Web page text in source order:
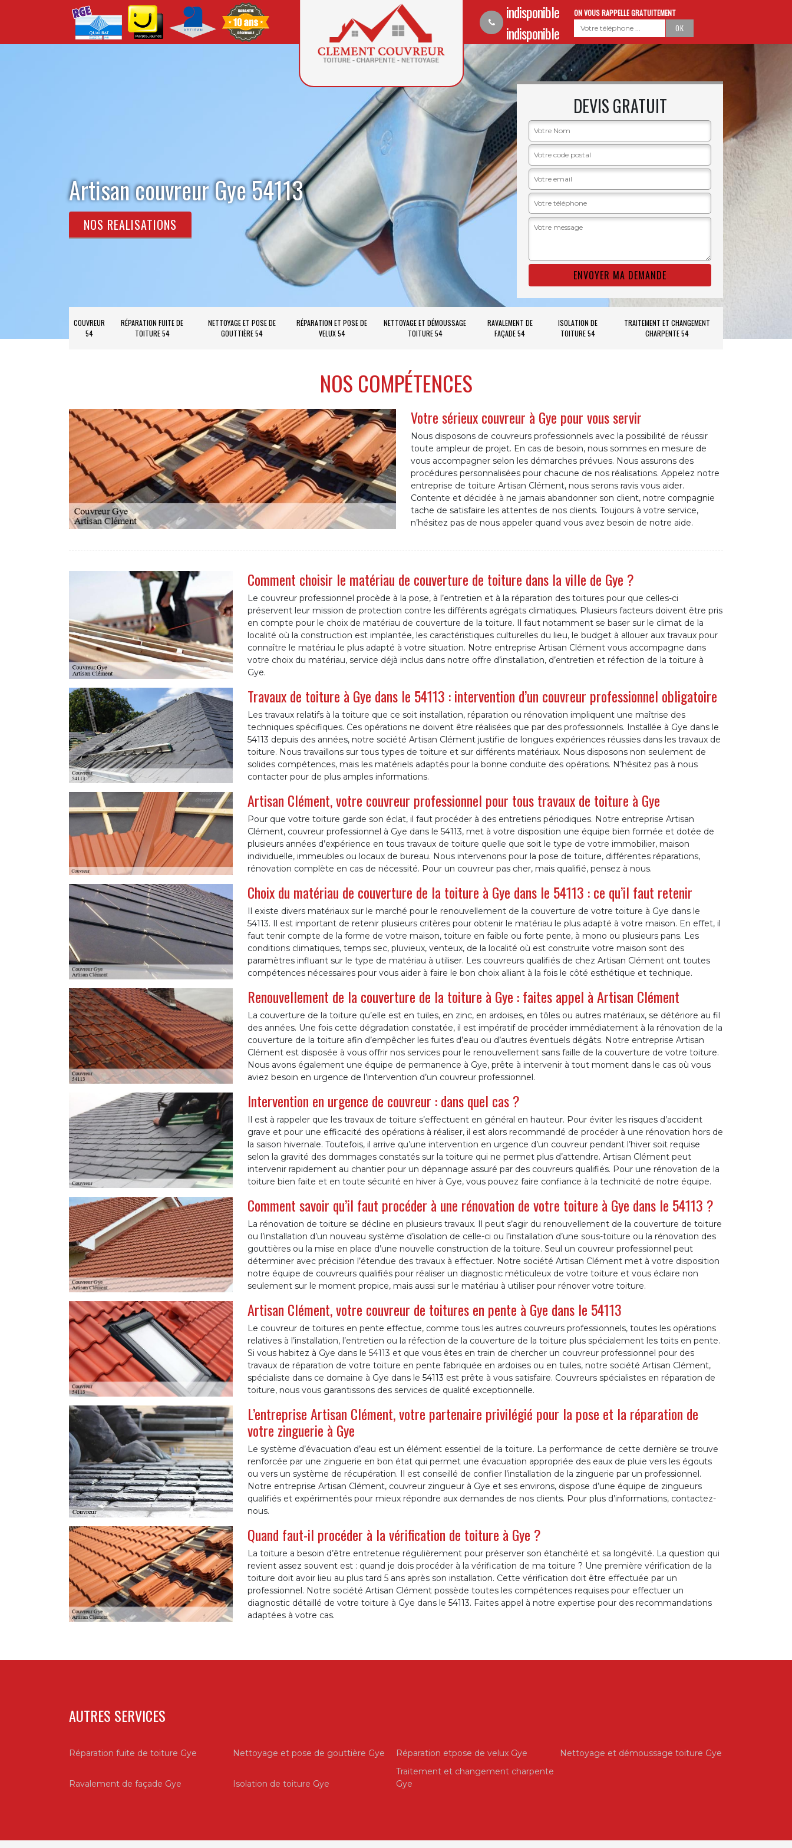
indisponible
indisponible
ON VOUS RAPPELLE GRATUITEMENT
Artisan couvreur Gye 54113
NOS REALISATIONS
DEVIS GRATUIT
COUVREUR
54
RÉPARATION FUITE DE
TOITURE 54
NETTOYAGE ET POSE DE
GOUTTIÈRE 54
RÉPARATION ET POSE DE
VELUX 54
NETTOYAGE ET DÉMOUSSAGE
TOITURE 54
RAVALEMENT DE
FAÇADE 54
ISOLATION DE
TOITURE 54
TRAITEMENT ET CHANGEMENT
CHARPENTE 54
NOS COMPÉTENCES
Votre sérieux couvreur à Gye pour vous servir
Nous disposons de couvreurs professionnels avec la possibilité de réussir
toute ampleur de projet. En cas de besoin, nous sommes en mesure de
vous accompagner selon les démarches prévues. Nous assurons des
procédures personnalisées pour chacune de nos réalisations. Appelez notre
entreprise de toiture Artisan Clément, nous serons ravis vous aider.
Contente et décidée à ne jamais abandonner son client, notre compagnie
tache de satisfaire les attentes de nos clients. Toujours à votre service,
n’hésitez pas de nous appeler quand vous avez besoin de notre aide.
Comment choisir le matériau de couverture de toiture dans la ville de Gye ?
Le couvreur professionnel procède à la pose, à l’entretien et à la réparation des toitures pour que celles-ci
préservent leur mission de protection contre les différents agrégats climatiques. Plusieurs facteurs doivent être pris
en compte pour le choix de matériau de couverture de la toiture. Il faut notamment se baser sur le climat de la
localité où la construction est implantée, les caractéristiques culturelles du lieu, le budget à allouer aux travaux pour
connaître le matériau le plus adapté à votre situation. Notre entreprise Artisan Clément vous accompagne dans
votre choix du matériau, service déjà inclus dans notre offre d’installation, d’entretien et réfection de la toiture à
Gye.
Travaux de toiture à Gye dans le 54113 : intervention d’un couvreur professionnel obligatoire
Les travaux relatifs à la toiture que ce soit installation, réparation ou rénovation impliquent une maîtrise des
techniques spécifiques. Ces opérations ne doivent être réalisées que par des professionnels. Installée à Gye dans le
54113 depuis des années, notre société Artisan Clément justifie de longues expériences réussies dans les travaux de
toiture. Nous travaillons sur tous types de toiture et sur différents matériaux. Nous disposons non seulement de
solides compétences, mais les matériels adaptés pour la bonne conduite des opérations. N’hésitez pas à nous
contacter pour de plus amples informations.
Artisan Clément, votre couvreur professionnel pour tous travaux de toiture à Gye
Pour que votre toiture garde son éclat, il faut procéder à des entretiens périodiques. Notre entreprise Artisan
Clément, couvreur professionnel à Gye dans le 54113, met à votre disposition une équipe bien formée et dotée de
plusieurs années d’expérience en tous travaux de toiture quelle que soit le type de votre immobilier, maison
individuelle, immeubles ou locaux de bureau. Nous intervenons pour la pose de toiture, différentes réparations,
rénovation complète en cas de nécessité. Pour un couvreur pas cher, mais qualifié, pensez à nous.
Choix du matériau de couverture de la toiture à Gye dans le 54113 : ce qu’il faut retenir
Il existe divers matériaux sur le marché pour le renouvellement de la couverture de votre toiture à Gye dans le
54113. Il est important de retenir plusieurs critères pour obtenir le matériau le plus adapté à votre maison. En effet, il
faut tenir compte de la forme de votre maison, toiture en faible ou forte pente, à mono ou plusieurs pans. Les
conditions climatiques, temps sec, pluvieux, venteux, de la localité où est construite votre maison sont des
paramètres influant sur le type de matériau à utiliser. Les couvreurs qualifiés de chez Artisan Clément ont toutes
compétences nécessaires pour vous aider à faire le bon choix alliant à la fois le côté esthétique et technique.
Renouvellement de la couverture de la toiture à Gye : faites appel à Artisan Clément
La couverture de la toiture qu’elle est en tuiles, en zinc, en ardoises, en tôles ou autres matériaux, se détériore au fil
des années. Une fois cette dégradation constatée, il est impératif de procéder immédiatement à la rénovation de la
couverture de la toiture afin d’empêcher les fuites d’eau ou d’autres éventuels dégâts. Notre entreprise Artisan
Clément est disposée à vous offrir nos services pour le renouvellement sans faille de la couverture de votre toiture.
Nous avons également une équipe de permanence à Gye, prête à intervenir à tout moment dans le cas où vous
aviez besoin en urgence de l’intervention d’un couvreur professionnel.
Intervention en urgence de couvreur : dans quel cas ?
Il est à rappeler que les travaux de toiture s’effectuent en général en hauteur. Pour éviter les risques d’accident
grave et pour une efficacité des opérations à réaliser, il est alors recommandé de procéder à une rénovation hors de
la saison hivernale. Toutefois, il arrive qu’une intervention en urgence d’un couvreur pendant l’hiver soit requise
selon la gravité des dommages constatés sur la toiture qui ne permet plus d’attendre. Artisan Clément peut
intervenir rapidement au chantier pour un dépannage assuré par des couvreurs qualifiés. Pour une rénovation de la
toiture bien faite et en toute sécurité en hiver à Gye, vous pouvez faire confiance à la technicité de notre équipe.
Comment savoir qu’il faut procéder à une rénovation de votre toiture à Gye dans le 54113 ?
La rénovation de toiture se décline en plusieurs travaux. Il peut s’agir du renouvellement de la couverture de toiture
ou l’installation d’un nouveau système d’isolation de celle-ci ou l’installation d’une sous-toiture ou la rénovation des
gouttières ou la mise en place d’une nouvelle construction de la toiture. Seul un couvreur professionnel peut
déterminer avec précision l’étendue des travaux à effectuer. Notre société Artisan Clément met à votre disposition
notre équipe de couvreurs qualifiés pour réaliser un diagnostic méticuleux de votre toiture et vous éclaire non
seulement sur le moment propice, mais aussi sur le matériau à utiliser pour rénover votre toiture.
Artisan Clément, votre couvreur de toitures en pente à Gye dans le 54113
Le couvreur de toitures en pente effectue, comme tous les autres couvreurs professionnels, toutes les opérations
relatives à l’installation, l’entretien ou la réfection de la couverture de la toiture plus spécialement les toits en pente.
Si vous habitez à Gye dans le 54113 et que vous êtes en train de chercher un couvreur professionnel pour des
travaux de réparation de votre toiture en pente fabriquée en ardoises ou en tuiles, notre société Artisan Clément,
spécialiste dans ce domaine à Gye dans le 54113 est prête à vous satisfaire. Couvreurs spécialistes en réparation de
toiture, nous vous garantissons des services de qualité exceptionnelle.
L’entreprise Artisan Clément, votre partenaire privilégié pour la pose et la réparation de
votre zinguerie à Gye
Le système d’évacuation d’eau est un élément essentiel de la toiture. La performance de cette dernière se trouve
renforcée par une zinguerie en bon état qui permet une évacuation appropriée des eaux de pluie vers les égouts
ou vers un système de récupération. Il est conseillé de confier l’installation de la zinguerie par un professionnel.
Notre entreprise Artisan Clément, couvreur zingueur à Gye et ses environs, dispose d’une équipe de zingueurs
qualifiés et expérimentés pour mieux répondre aux demandes de nos clients. Pour plus d’informations, contactez-
nous.
Quand faut-il procéder à la vérification de toiture à Gye ?
La toiture a besoin d’être entretenue régulièrement pour préserver son étanchéité et sa longévité. La question qui
revient assez souvent est : quand je dois procéder à la vérification de ma toiture ? Une première vérification de la
toiture doit avoir lieu au plus tard 5 ans après son installation. Cette vérification doit être effectuée par un
professionnel. Notre société Artisan Clément possède toutes les compétences requises pour effectuer un
diagnostic détaillé de votre toiture à Gye dans le 54113. Faites appel à notre expertise pour des recommandations
adaptées à votre cas.
AUTRES SERVICES
Réparation fuite de toiture Gye Nettoyage et pose de gouttière Gye Réparation etpose de velux Gye Nettoyage et démoussage toiture Gye
Ravalement de façade Gye Isolation de toiture Gye
Traitement et changement charpente
Gye